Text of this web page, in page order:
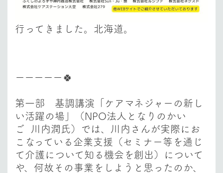
行ってきました。北海道。
ーーーーー🍀
第一部 基調講演「ケアマネジャーの新し
い活躍の場」（NPO法人となりのかい
ご 川内潤氏）
では、川内さんが実際にお
こなっている企業支援（セミナー等を通じ
て介護について知る機会を創出）について
や、 何故その事業をしようと思ったのか